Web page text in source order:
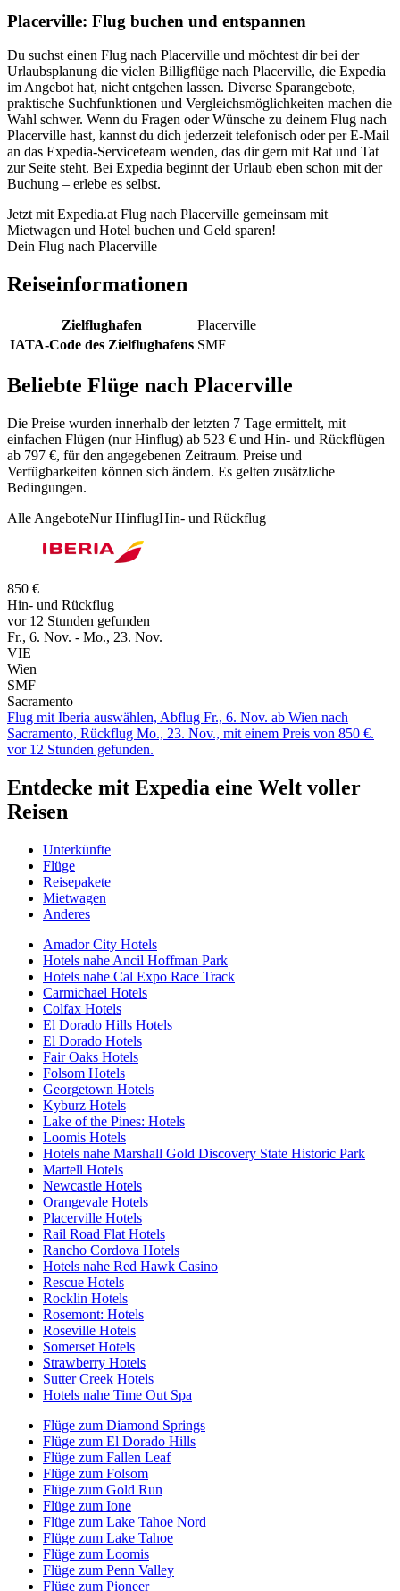
Placerville: Flug buchen und entspannen
Du suchst einen Flug nach Placerville und möchtest dir bei der
Urlaubsplanung die vielen Billigflüge nach Placerville, die Expedia
im Angebot hat, nicht entgehen lassen. Diverse Sparangebote,
praktische Suchfunktionen und Vergleichsmöglichkeiten machen die
Wahl schwer. Wenn du Fragen oder Wünsche zu deinem Flug nach
Placerville hast, kannst du dich jederzeit telefonisch oder per E-Mail
an das Expedia-Serviceteam wenden, das dir gern mit Rat und Tat
zur Seite steht. Bei Expedia beginnt der Urlaub eben schon mit der
Buchung – erlebe es selbst.
Jetzt mit Expedia.at Flug nach Placerville gemeinsam mit
Mietwagen und Hotel buchen und Geld sparen!
Dein Flug nach Placerville
Reiseinformationen
Zielflughafen
Placerville
IATA-Code des Zielflughafens SMF
Beliebte Flüge nach Placerville
Die Preise wurden innerhalb der letzten 7 Tage ermittelt, mit
einfachen Flügen (nur Hinflug) ab 523 € und Hin- und Rückflügen
ab 797 €, für den angegebenen Zeitraum. Preise und
Verfügbarkeiten können sich ändern. Es gelten zusätzliche
Bedingungen.
Alle AngeboteNur HinflugHin- und Rückflug
850 €
Hin- und Rückflug
vor 12 Stunden gefunden
Fr., 6. Nov. - Mo., 23. Nov.
VIE
Wien
SMF
Sacramento
Flug mit Iberia auswählen, Abflug Fr., 6. Nov. ab Wien nach
Sacramento, Rückflug Mo., 23. Nov., mit einem Preis von 850 €.
vor 12 Stunden gefunden.
Entdecke mit Expedia eine Welt voller
Reisen
Unterkünfte
Flüge
Reisepakete
Mietwagen
Anderes
Amador City Hotels
Hotels nahe Ancil Hoffman Park
Hotels nahe Cal Expo Race Track
Carmichael Hotels
Colfax Hotels
El Dorado Hills Hotels
El Dorado Hotels
Fair Oaks Hotels
Folsom Hotels
Georgetown Hotels
Kyburz Hotels
Lake of the Pines: Hotels
Loomis Hotels
Hotels nahe Marshall Gold Discovery State Historic Park
Martell Hotels
Newcastle Hotels
Orangevale Hotels
Placerville Hotels
Rail Road Flat Hotels
Rancho Cordova Hotels
Hotels nahe Red Hawk Casino
Rescue Hotels
Rocklin Hotels
Rosemont: Hotels
Roseville Hotels
Somerset Hotels
Strawberry Hotels
Sutter Creek Hotels
Hotels nahe Time Out Spa
Flüge zum Diamond Springs
Flüge zum El Dorado Hills
Flüge zum Fallen Leaf
Flüge zum Folsom
Flüge zum Gold Run
Flüge zum Ione
Flüge zum Lake Tahoe Nord
Flüge zum Lake Tahoe
Flüge zum Loomis
Flüge zum Penn Valley
Flüge zum Pioneer